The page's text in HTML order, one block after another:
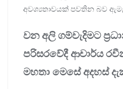
අවශ්‍යතාවයක් පවතින බව
වන අලි ගම්වැදිමට
පරිසරවේදී ආචාර්ය
මහතා මෙසේ අදහස්